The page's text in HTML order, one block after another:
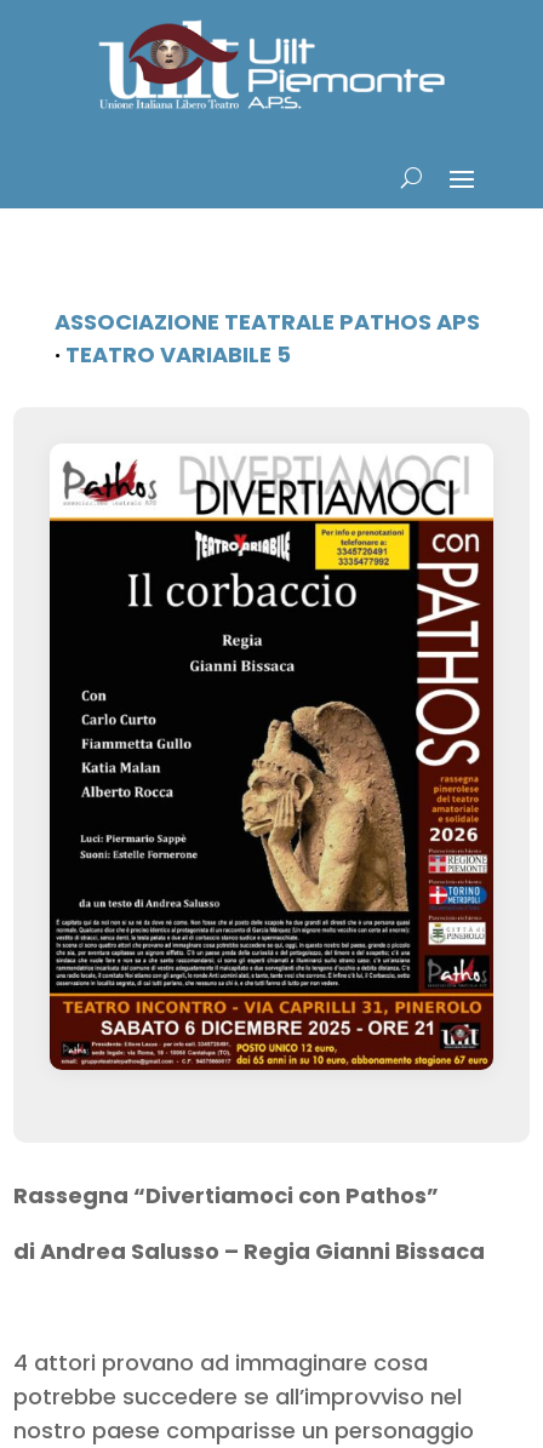
ASSOCIAZIONE TEATRALE PATHOS APS
· TEATRO VARIABILE 5
Rassegna “Divertiamoci con Pathos”
di Andrea Salusso – Regia Gianni Bissaca
4 attori provano ad immaginare cosa
potrebbe succedere se all’improvviso nel
nostro paese comparisse un personaggio